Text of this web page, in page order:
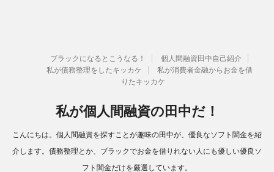
ブラックになるとこうなる！
個人間融資田中自己紹介
私が債務整理をしたキッカケ
私が消費者金融からお金を借
りたキッカケ
私が個人間融資の田中だ！
こんにちは。個人間融資を探すことが趣味の田中が、優良なソフト闇金を紹
介します。債務整理とか、ブラックでお金を借りれない人にも優しい優良ソ
フト闇金だけを厳選しています。